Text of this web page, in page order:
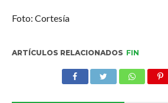
Foto: Cortesía
ARTÍCULOS RELACIONADOS FIN